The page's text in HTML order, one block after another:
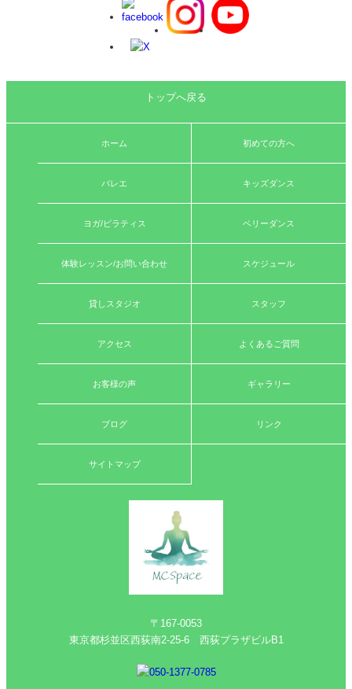
トップへ戻る
ホーム 初めての方へ
バレエ キッズダンス
ヨガ/ピラティス ベリーダンス
体験レッスン/お問い合わせ スケジュール
貸しスタジオ スタッフ
アクセス よくあるご質問
お客様の声 ギャラリー
ブログ リンク
サイトマップ
〒167-0053
東京都杉並区西荻南2-25-6 西荻プラザビルB1